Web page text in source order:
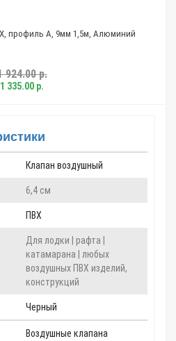
1,5м, Алюминий Сумка, чехол для
Клапан воздушный
6,4 см
ПВХ
Для лодки | рафта |
катамарана | любых
воздушных ПВХ изделий,
конструкций
Черный
Воздушные клапана